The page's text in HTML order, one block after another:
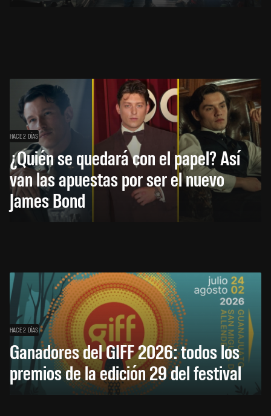
HACE 2 DÍAS
¿Quién se quedará con el papel? Así
van las apuestas por ser el nuevo
James Bond
HACE 2 DÍAS
Ganadores del GIFF 2026: todos los
premios de la edición 29 del festival